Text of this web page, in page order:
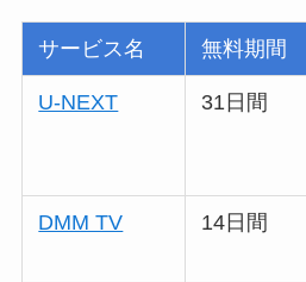
サービス名 無料期間
U-NEXT 31日間
DMM TV 14日間